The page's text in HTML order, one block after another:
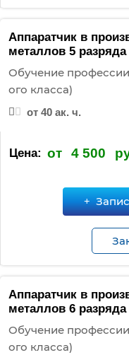
Аппаратчик в
металлов 5 разряда
Обучение
ого класса)
от 40 ак. ч.
Цена: от 4 500
Аппаратчик в
металлов 6 разряда
Обучение
ого класса)